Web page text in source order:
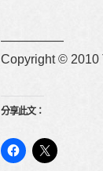
—————
Copyright © 2010
分享此文：